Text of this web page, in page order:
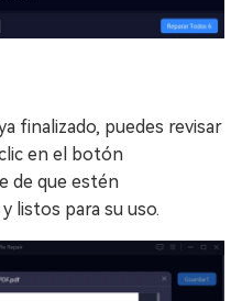
finalizado, puedes revisar
en el botón
de que estén
listos para su uso.